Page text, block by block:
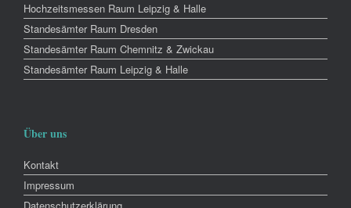
Hochzeitsmessen Raum Leipzig & Halle
Standesämter Raum Dresden
Standesämter Raum Chemnitz & Zwickau
Standesämter Raum Leipzig & Halle
Über uns
Kontakt
Impressum